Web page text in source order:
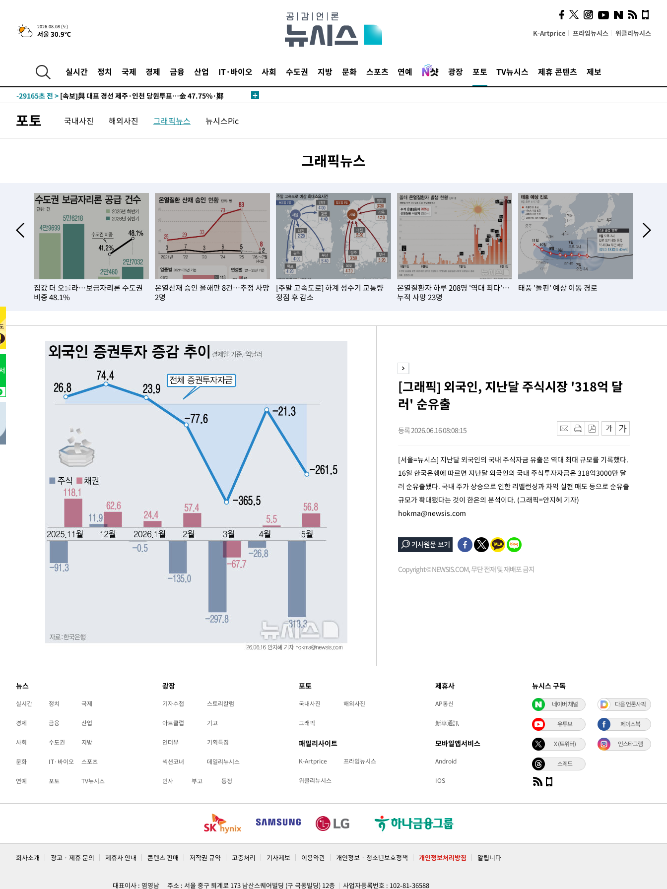
2026.08.08 (토)
서울 30.9℃ K-Artprice 프라임뉴시스 위클리뉴시스
실시간 정치 국제 경제 금융 산업 IT·바이오 사회 수도권 지방 문화 스포츠 연예 광장 포토 TV뉴시스 제휴 콘텐츠 제보
-29930초 전 >
[속보]與최고위원 제주·인천 순회경선…박선원·최민희·서미화·
한민수·김용 순
-29883초 전 >
청래 44.56%
-29165초 전 > [속보]與 대표 경선 제주·인천 당원투표…金 47.75%·鄭
것"
-28634초 전 >
[속보]與 당대표 경선, 제주·인천 권리당원 투표 김민석 승리
-22408초 전 >낮 최고 35도 '무더위'…동해안 시간당 30㎜ '강한 비'[내일날씨]
-14374초 전 >강릉에 시간당 81.4㎜ 물폭탄…도로 잠기고 담벼락 붕괴
-10481초 전 > 백운산서 80년근 천종산삼 9뿌리 발견…감정가 1.3억원
-8191초 전 >
선재도서 해루질 나섰다 실종 60대, 닷새 만에 숨진 채 발견
-5725초 전 >남자 농구, 나고야 아시안게임서 '홈팀' 일본과 한일전
여수 오동도 해상서 모터보트 전복…1명 사망·1명 실종
극한폭염 한풀 꺾이지만…'낮 최고 35도' 무더위, 열대야 계속[다음
축구협회 "압수수색·성접대 논란 사과…쇄신의 기회로 삼겠다"
52분 전 >[속보]'압수수색·성접대 논란' 축구협회 "실망과 걱정 안겨드려 죄송"
4시간 전 > '최고 37도' 폭염 지속…강원동해안 최대 150㎜ 비
한민수·김용 순
-29883초 전 >[속보]김민석, 與 전대 당원투표 누적 득표율 45.42%로 1위… 정
청래 44.56%
-29165초 전 >[속보]與 대표 경선 제주·인천 당원투표…金 47.75%·鄭
이강인 "아틀레티코 이적 기뻐…등번호 7번 의미보단 팀 위해 뛸
-28634초 전 >[속보]與 당대표 경선, 제주·인천 권리당원 투표 김민석 승리
낮 최고 35도 '무더위'…동해안 시간당 30㎜ '강한 비'[내일날씨]
[속보]이강인 "감독님이 원하는 마음 느꼈고, 많은 트로피 원해 아
수도권 40도 육박 '펄펄'…동해안 일부 지역엔 호의주의보
온열질환 사망자 3명 늘어…누적 환자 3000명 돌파
강릉에 시간당 81.4㎜ 물폭탄…도로 잠기고 담벼락 붕괴
백운산서 80년근 천종산삼 9뿌리 발견…감정가 1.3억원
-8191초 전 >선재도서 해루질 나섰다 실종 60대, 닷새 만에 숨진 채 발견
남자 농구, 나고야 아시안게임서 '홈팀' 일본과 한일전
여수 오동도 해상서 모터보트 전복…1명 사망·1명 실종
-1328초 전 >극한폭염 한풀 꺾이지만…'낮 최고 35도' 무더위, 열대야 계속[다음
축구협회 "압수수색·성접대 논란 사과…쇄신의 기회로 삼겠다"
[속보]'압수수색·성접대 논란' 축구협회 "실망과 걱정 안겨드려 죄송"
'최고 37도' 폭염 지속…강원동해안 최대 150㎜ 비
[속보]뉴욕증시 상승 마감…S&P 0.6% 나스닥 1.3%↑
포토 국내사진 해외사진 그래픽뉴스 뉴시스Pic
그래픽뉴스
집값 더 오를라…보금자리론 수도권
비중 48.1%
온열산재 승인 올해만 8건…추정 사망
2명
[주말 고속도로] 하계 성수기 교통량
정점 후 감소
온열질환자 하루 208명 '역대 최다'…
누적 사망 23명
태풍 '돌핀' 예상 이동 경로
[그래픽] 외국인, 지난달 주식시장 '318억 달
러' 순유출
등록 2026.06.16 08:08:15
[서울=뉴시스] 지난달 외국인의 국내 주식자금 유출은 역대 최대 규모를 기록했다.
16일 한국은행에 따르면 지난달 외국인의 국내 주식투자자금은 318억3000만 달
러 순유출됐다. 국내 주가 상승으로 인한 리밸런싱과 차익 실현 매도 등으로 순유출
규모가 확대됐다는 것이 한은의 분석이다. (그래픽=안지혜 기자)
hokma@newsis.com
Copyright © NEWSIS.COM, 무단 전재 및 재배포 금지
뉴스
실시간 정치 국제
경제 금융 산업
사회 수도권 지방
문화 IT·바이오 스포츠
연예 포토 TV뉴시스
광장
기자수첩 스토리칼럼
아트클럽 기고
인터뷰 기획특집
섹션코너 데일리뉴시스
인사 부고 동정
포토
국내사진 해외사진
그래픽
패밀리사이트
K-Artprice 프라임뉴시스
위클리뉴시스
제휴사
AP통신
新華通訊
모바일앱서비스
Android
IOS
뉴시스 구독
네이버 채널 다음 언론사픽
유튜브 페이스북
X (트위터) 인스타그램
스레드
회사소개 광고 · 제휴 문의 제휴사 안내 콘텐츠 판매 저작권 규약 고충처리 기사제보 이용약관 개인정보 · 청소년보호정책 개인정보처리방침 알립니다
대표이사 : 염영남 주소 : 서울 중구 퇴계로 173 남산스퀘어빌딩 (구 극동빌딩) 12층 사업자등록번호 : 102-81-36588